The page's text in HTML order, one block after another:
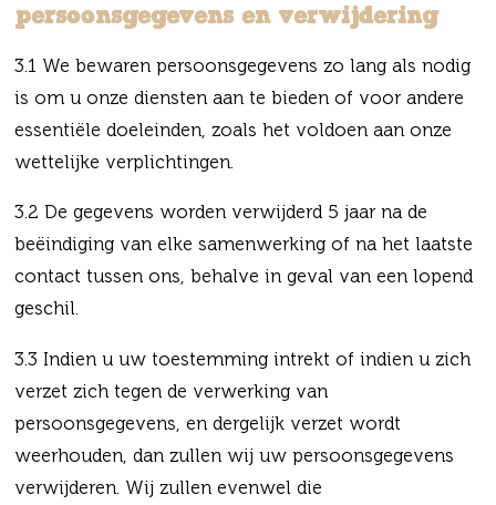
persoonsgegevens en verwijdering
3.1 We bewaren persoonsgegevens zo lang als nodig
is om u onze diensten aan te bieden of voor andere
essentiële doeleinden, zoals het voldoen aan onze
wettelijke verplichtingen.
3.2 De gegevens worden verwijderd 5 jaar na de
beëindiging van elke samenwerking of na het laatste
contact tussen ons, behalve in geval van een lopend
geschil.
3.3 Indien u uw toestemming intrekt of indien u zich
verzet zich tegen de verwerking van
persoonsgegevens, en dergelijk verzet wordt
weerhouden, dan zullen wij uw persoonsgegevens
verwijderen. Wij zullen evenwel die